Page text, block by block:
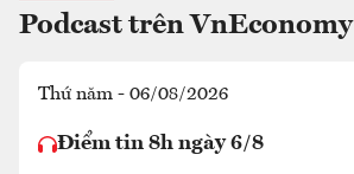
Podcast trên VnEconomy
Thứ năm - 06/08/2026
Điểm tin 8h ngày 6/8